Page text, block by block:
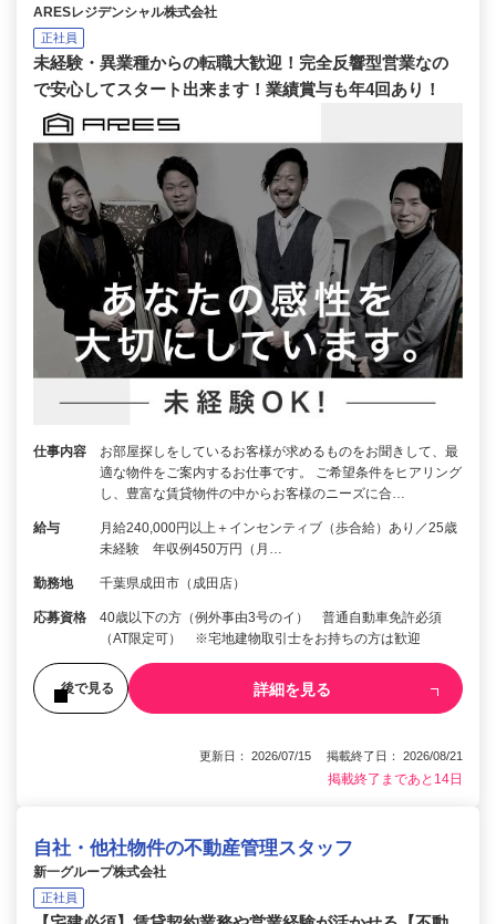
ARESレジデンシャル株式会社
正社員
未経験・異業種からの転職大歓迎！完全反響型営業なの
で安心してスタート出来ます！業績賞与も年4回あり！
仕事内容
お部屋探しをしているお客様が求めるものをお聞きして、最
適な物件をご案内するお仕事です。 ご希望条件をヒアリング
し、豊富な賃貸物件の中からお客様のニーズに合…
給与
月給240,000円以上＋インセンティブ（歩合給）あり／25歳
未経験 年収例450万円（月…
勤務地 千葉県成田市（成田店）
応募資格
40歳以下の方（例外事由3号のイ） 普通自動車免許必須
（AT限定可） ※宅地建物取引士をお持ちの方は歓迎
後で見る 詳細を見る
更新日： 2026/07/15 掲載終了日： 2026/08/21
掲載終了まであと14日
自社・他社物件の不動産管理スタッフ
新一グループ株式会社
正社員